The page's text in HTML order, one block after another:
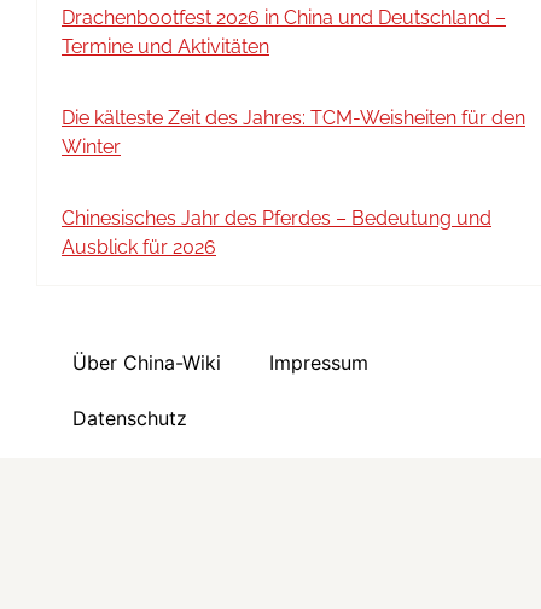
Drachenbootfest 2026 in China und Deutschland –
Termine und Aktivitäten
Die kälteste Zeit des Jahres: TCM-Weisheiten für den
Winter
Chinesisches Jahr des Pferdes – Bedeutung und
Ausblick für 2026
Über China-Wiki Impressum
Datenschutz